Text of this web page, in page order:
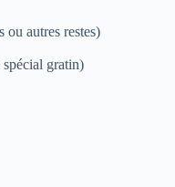
autres restes)
gratin)